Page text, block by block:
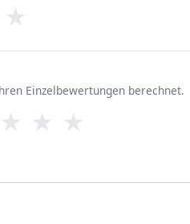
★
Einzelbewertungen berechnet.
★ ★ ★